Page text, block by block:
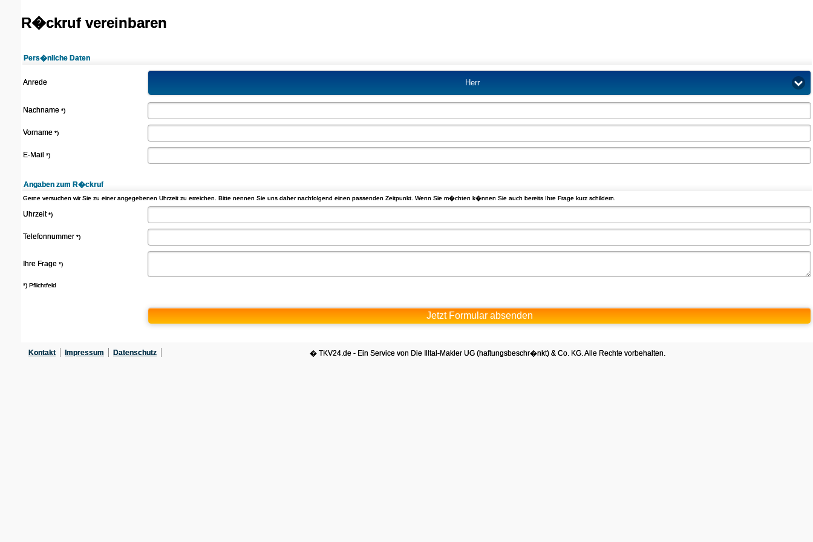
R�ckruf vereinbaren
Pers�nliche Daten
Anrede Herr
Nachname *)
Vorname *)
E-Mail *)
Angaben zum R�ckruf
Gerne versuchen wir Sie zu einer angegebenen Uhrzeit zu erreichen. Bitte nennen Sie uns daher nachfolgend einen passenden Zeitpunkt. Wenn Sie m�chten k�nnen Sie auch bereits Ihre Frage kurz schildern.
Uhrzeit*)
Telefonnummer *)
Ihre Frage *)
*) Pflichtfeld
Jetzt Formular absenden
Kontakt Impressum Datenschutz � TKV24.de - Ein Service von Die Illtal-Makler UG (haftungsbeschr�nkt) & Co. KG. Alle Rechte vorbehalten.